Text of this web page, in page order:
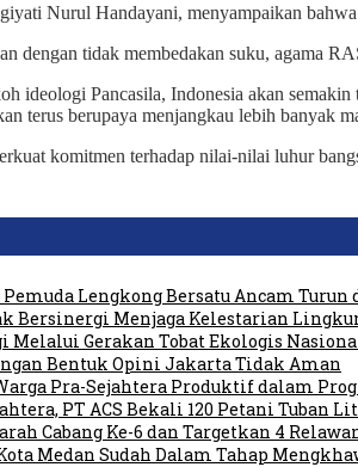
Nurul Handayani, menyampaikan
dengan tidak membedakan suku, agama
ideologi Pancasila, Indonesia akan
terus berupaya menjangkau lebih banyak
komitmen terhadap nilai-nilai luhur
Pemuda Lengkong Bersatu Ancam
Bersinergi Menjaga Kelestarian
Melalui Gerakan Tobat Ekologis
Bentuk Opini Jakarta Tidak Aman
Pra-Sejahtera Produktif dalam
PT ACS Bekali 120 Petani Tuban
Cabang Ke-6 dan Targetkan 4
Medan Sudah Dalam Tahap